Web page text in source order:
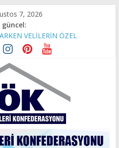
7, 2026
güncel:
VELİLERİN ÖZEL
ASLAN’A AÇIK MEKTUP
Hayatımıza Etkileri